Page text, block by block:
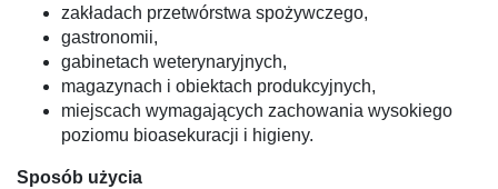
zakładach przetwórstwa spożywczego,
gastronomii,
gabinetach weterynaryjnych,
magazynach i obiektach produkcyjnych,
miejscach wymagających zachowania wysokiego
poziomu bioasekuracji i higieny.
Sposób użycia